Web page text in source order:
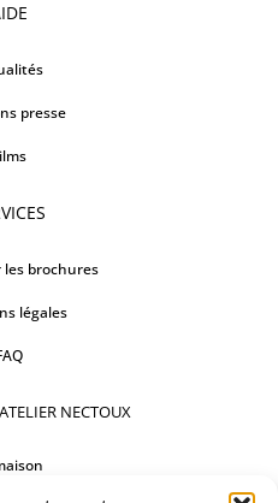
presse
les brochures
légales
NECTOUX